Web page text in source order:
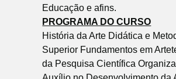
Educação e afins.
PROGRAMA DO CURSO
História da Arte Didática e
Superior Fundamentos em
da Pesquisa Científica